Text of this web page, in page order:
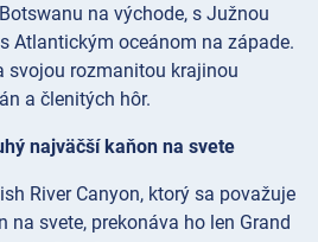
na východe, s Južnou
Atlantickým oceánom na západe.
svojou rozmanitou krajinou
a členitých hôr.
najväčší kaňon na svete
River Canyon, ktorý sa považuje
na svete, prekonáva ho len Grand